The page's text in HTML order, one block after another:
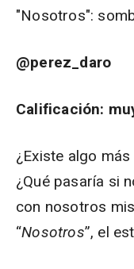
"Nosotros":
@perez_daro
Calificación:
¿Existe algo
¿Qué pasaría si
con nosotros
“Nosotros”, el